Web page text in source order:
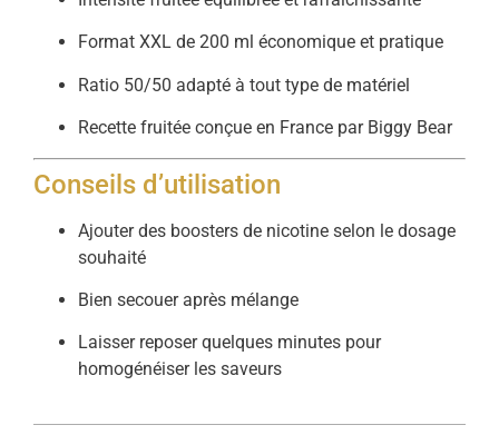
Format XXL de 200 ml économique et pratique
Ratio 50/50 adapté à tout type de matériel
Recette fruitée conçue en France par Biggy Bear
Conseils d’utilisation
Ajouter des boosters de nicotine selon le dosage
souhaité
Bien secouer après mélange
Laisser reposer quelques minutes pour
homogénéiser les saveurs